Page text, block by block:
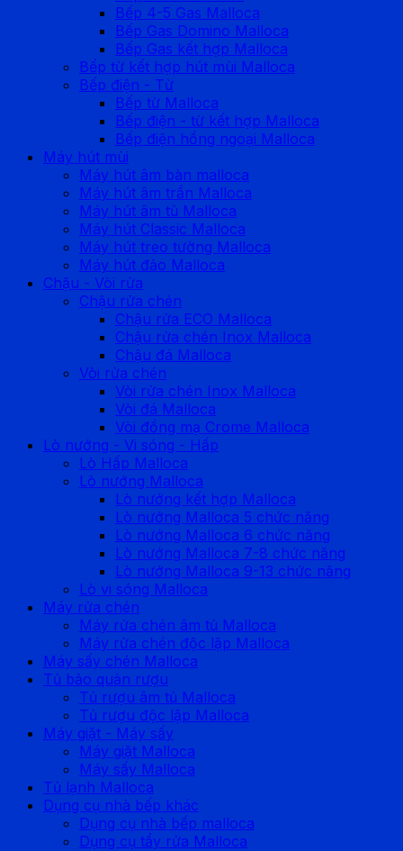
Bếp 4-5 Gas Malloca
Bếp Gas Domino Malloca
Bếp Gas kết hợp Malloca
Bếp từ kết hợp hút mùi Malloca
Bếp điện - Từ
Bếp từ Malloca
Bếp điện - từ kết hợp Malloca
Bếp điện hồng ngoại Malloca
Máy hút mùi
Máy hút âm bàn malloca
Máy hút âm trần Malloca
Máy hút âm tủ Malloca
Máy hút Classic Malloca
Máy hút treo tường Malloca
Máy hút đảo Malloca
Chậu - Vòi rửa
Chậu rửa chén
Chậu rửa ECO Malloca
Chậu rửa chén Inox Malloca
Chậu đá Malloca
Vòi rửa chén
Vòi rửa chén Inox Malloca
Vòi đá Malloca
Vòi đồng mạ Crome Malloca
Lò nướng - Vi sóng - Hấp
Lò Hấp Malloca
Lò nướng Malloca
Lò nướng kết hợp Malloca
Lò nướng Malloca 5 chức năng
Lò nướng Malloca 6 chức năng
Lò nướng Malloca 7-8 chức năng
Lò nướng Malloca 9-13 chức năng
Lò vi sóng Malloca
Máy rửa chén
Máy rửa chén âm tủ Malloca
Máy rửa chén độc lập Malloca
Máy sấy chén Malloca
Tủ bảo quản rượu
Tủ rượu âm tủ Malloca
Tủ rượu độc lập Malloca
Máy giặt - Máy sấy
Máy giặt Malloca
Máy sấy Malloca
Tủ lạnh Malloca
Dụng cụ nhà bếp khác
Dụng cụ nhà bếp malloca
Dụng cụ tẩy rửa Malloca